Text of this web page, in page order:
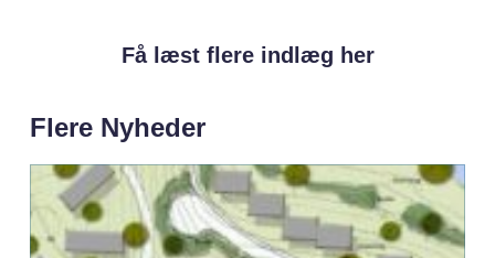
Få læst flere indlæg her
Flere Nyheder